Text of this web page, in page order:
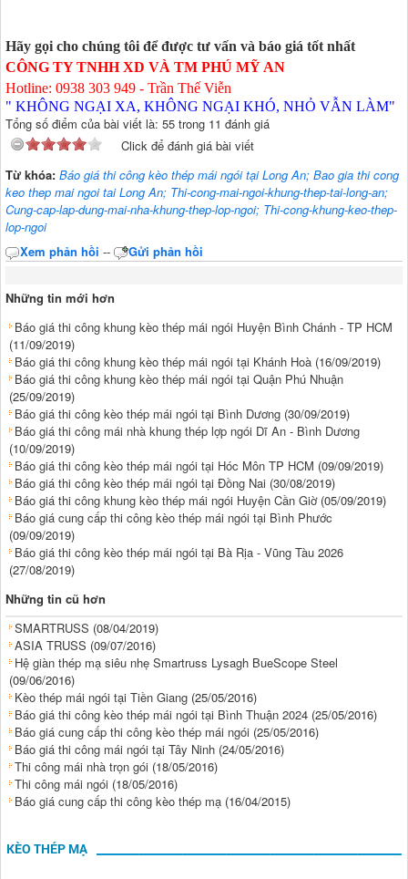
Hãy gọi cho chúng tôi để được tư vấn và báo giá tốt nhất
CÔNG TY TNHH XD VÀ TM PHÚ MỸ AN
Hotline: 0938 303 949 - Trần Thế Viễn
" KHÔNG NGẠI XA, KHÔNG NGẠI KHÓ, NHỎ VẪN LÀM"
Tổng số điểm của bài viết là: 55 trong 11 đánh giá
Click để đánh giá bài viết
Từ khóa: Báo giá thi công kèo thép mái ngói tại Long An; Bao gia thi cong
keo thep mai ngoi tai Long An; Thi-cong-mai-ngoi-khung-thep-tai-long-an;
Cung-cap-lap-dung-mai-nha-khung-thep-lop-ngoi; Thi-cong-khung-keo-thep-
lop-ngoi
Xem phản hồi -- Gửi phản hồi
Những tin mới hơn
Báo giá thi công khung kèo thép mái ngói Huyện Bình Chánh - TP HCM
(11/09/2019)
Báo giá thi công khung kèo thép mái ngói tại Khánh Hoà (16/09/2019)
Báo giá thi công khung kèo thép mái ngói tại Quận Phú Nhuận
(25/09/2019)
Báo giá thi công kèo thép mái ngói tại Bình Dương (30/09/2019)
Báo giá thi công mái nhà khung thép lợp ngói Dĩ An - Bình Dương
(10/09/2019)
Báo giá thi công kèo thép mái ngói tại Hóc Môn TP HCM (09/09/2019)
Báo giá thi công kèo thép mái ngói tại Đồng Nai (30/08/2019)
Báo giá thi công khung kèo thép mái ngói Huyện Cần Giờ (05/09/2019)
Báo giá cung cấp thi công kèo thép mái ngói tại Bình Phước
(09/09/2019)
Báo giá thi công kèo thép mái ngói tại Bà Rịa - Vũng Tàu 2026
(27/08/2019)
Những tin cũ hơn
SMARTRUSS (08/04/2019)
ASIA TRUSS (09/07/2016)
Hệ giàn thép mạ siêu nhẹ Smartruss Lysagh BueScope Steel
(09/06/2016)
Kèo thép mái ngói tại Tiền Giang (25/05/2016)
Báo giá thi công kèo thép mái ngói tại Bình Thuận 2024 (25/05/2016)
Báo giá cung cấp thi công kèo thép mái ngói (25/05/2016)
Báo giá thi công mái ngói tại Tây Ninh (24/05/2016)
Thi công mái nhà trọn gói (18/05/2016)
Thi công mái ngói (18/05/2016)
Báo giá cung cấp thi công kèo thép mạ (16/04/2015)
KÈO THÉP MẠ